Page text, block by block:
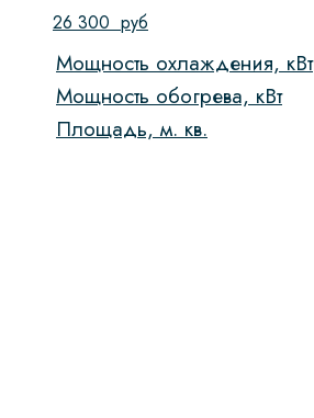
26 300 руб
Мощность охлаждения, кВт
Мощность обогрева, кВт
Площадь, м. кв.